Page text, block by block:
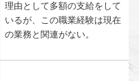
理由として多額の支給をして
いるが、この職業経験は現在
の業務と関連がない。